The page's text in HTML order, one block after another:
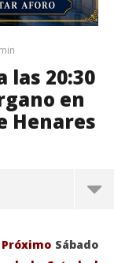
las 20:30
en
Henares
Próximo Sábado